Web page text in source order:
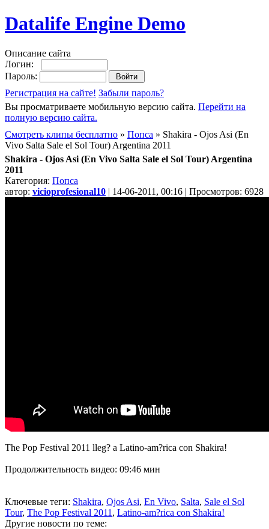
Datalife Engine Demo
Описание сайта
Логин:
Пароль:
Регистрация на сайте! Забыли пароль?
Вы просматриваете мобильную версию сайта. Перейти на
полную версию сайта.
Смотреть клипы бесплатно » Попса » Shakira - Ojos Asi (En
Vivo Salta Sale el Sol Tour) Argentina 2011
Shakira - Ojos Asi (En Vivo Salta Sale el Sol Tour) Argentina
2011
Категория: Попса
автор: vicioprofesional10 | 14-06-2011, 00:16 | Просмотров: 6928
The Pop Festival 2011 lleg? a Latino-am?rica con Shakira!
Продолжительность видео: 09:46 мин
Ключевые теги: Shakira, Ojos Asi, En Vivo, Salta, Sale el Sol
Tour, The Pop Festival 2011 , Latino-am?rica con Shakira!
Другие новости по теме: